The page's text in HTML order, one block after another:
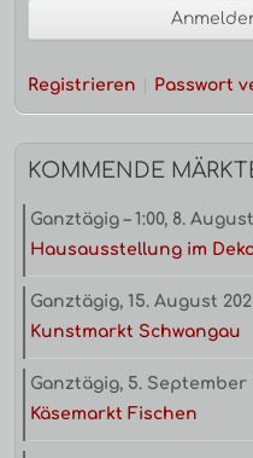
Registrieren Passwort
KOMMENDE
Ganztägig – 1:00, 8.
Hausausstellung im
Ganztägig, 15. August
Kunstmarkt Schwangau
Ganztägig, 5. September
Käsemarkt Fischen